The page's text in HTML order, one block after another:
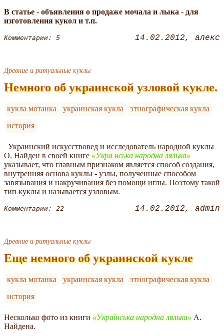
В статье - объявления о продаже мочала и лыка - для
изготовления кукол и т.п.
Комментарии: 5 14.02.2012 алекс
Древние и ритуальные куклы
Немного об украинской узловой кукле.
кукла мотанка украинская кукла
этнографическая кукла
история
Украинский искусствовед и исследователь народной куклы
О. Найден в своей книге
Укра нська народна лялька
указывает, что главным признаком является способ создания,
внутренняя основа куклы - узлы, полученные способом
завязывания и накручивания без помощи иглы. Поэтому такой
тип куклы и называется узловым.
Комментарии: 22 14.02.2012 admin
Древние и ритуальные куклы
Еще немного об украинской кукле
кукла мотанка украинская кукла
этнографическая кукла
история
Несколько фото из книги Українська народна лялька
А.
Найдена.